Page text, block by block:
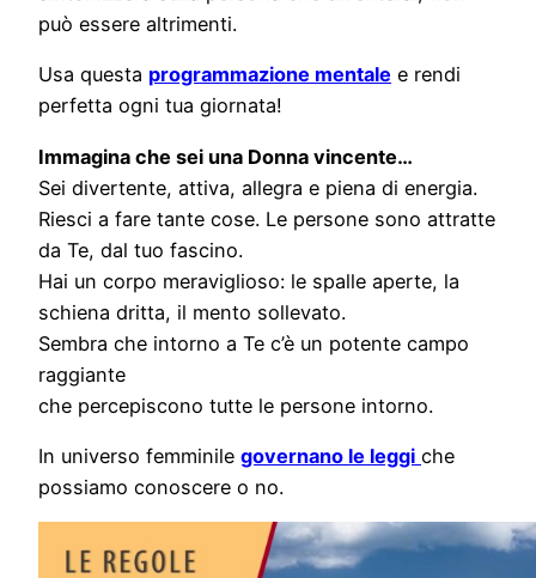
può essere altrimenti.
Usa questa programmazione mentale e rendi
perfetta ogni tua giornata!
Immagina che sei una Donna vincente…
Sei divertente, attiva, allegra e piena di energia.
Riesci a fare tante cose. Le persone sono attratte
da Te, dal tuo fascino.
Hai un corpo meraviglioso: le spalle aperte, la
schiena dritta, il mento sollevato.
Sembra che intorno a Te c’è un potente campo
raggiante
che percepiscono tutte le persone intorno.
In universo femminile governano le leggi che
possiamo conoscere o no.